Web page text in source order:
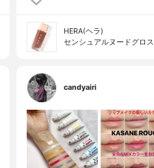
HERA(ヘラ)
センシュアルヌードグロス
candyairi